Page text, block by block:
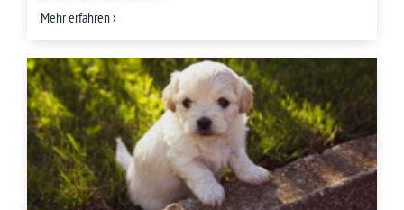
Mehr erfahren ›